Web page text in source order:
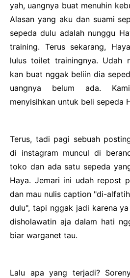
yah, uangnya buat menuhin
Alasan yang aku dan suami
sepeda dulu adalah nunggu
training. Terus sekarang,
lulus toilet trainingnya. Udah
kan buat nggak beliin dia
uangnya belum ada.
menyisihkan untuk beli sepeda
Terus, tadi pagi sebuah
di instagram muncul di
toko dan ada satu sepeda
Haya. Jemari ini udah repost
dan mau nulis caption "di-
dulu", tapi nggak jadi karena
disholawatin aja dalam hati
biar warganet tau.
Lalu apa yang terjadi?